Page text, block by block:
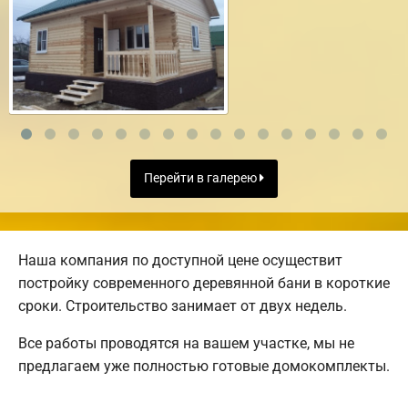
Перейти в галерею
Наша компания по доступной цене осуществит
постройку современного деревянной бани в короткие
сроки. Строительство занимает от двух недель.
Все работы проводятся на вашем участке, мы не
предлагаем уже полностью готовые домокомплекты.